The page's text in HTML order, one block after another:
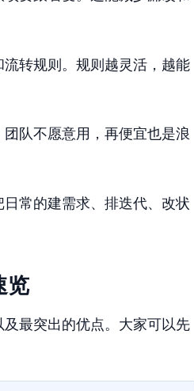
转规则。规则越灵活，越能
队不愿意用，再便宜也是浪
常的建需求、排迭代、改状
览
最突出的优点。大家可以先